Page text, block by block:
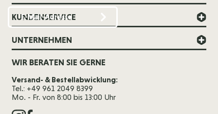
KUNDENSERVICE
UNTERNEHMEN
WIR BERATEN SIE GERNE
Versand- & Bestellabwicklung:
Tel.: +49 961 2049 8399
Mo. - Fr. von 8:00 bis 13:00 Uhr